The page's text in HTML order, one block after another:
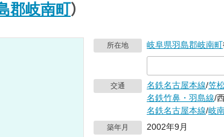
郡岐南町）
所在地 岐阜県羽島郡岐南町
交通 名鉄名古屋本線/笠
名鉄竹鼻・羽島線/
名鉄名古屋本線/岐
築年月 2002年9月